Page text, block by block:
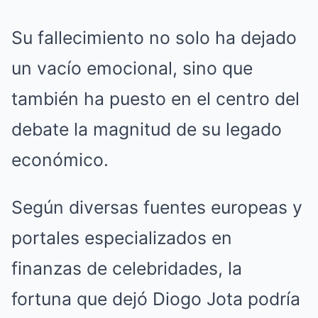
Su fallecimiento no solo ha dejado
un vacío emocional, sino que
también ha puesto en el centro del
debate la magnitud de su legado
económico.
Según diversas fuentes europeas y
portales especializados en
finanzas de celebridades, la
fortuna que dejó Diogo Jota podría